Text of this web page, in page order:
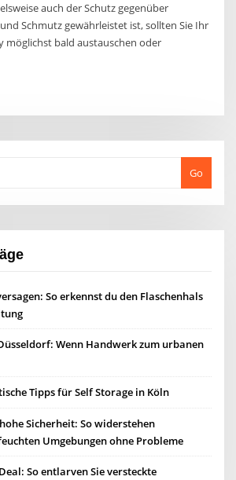
auch der Schutz gegenüber
Schmutz gewährleistet ist, sollten Sie Ihr
möglichst bald austauschen oder
Go
So erkennst du den Flaschenhals
Wenn Handwerk zum urbanen
Tipps für Self Storage in Köln
Sicherheit: So widerstehen
Umgebungen ohne Probleme
So entlarven Sie versteckte